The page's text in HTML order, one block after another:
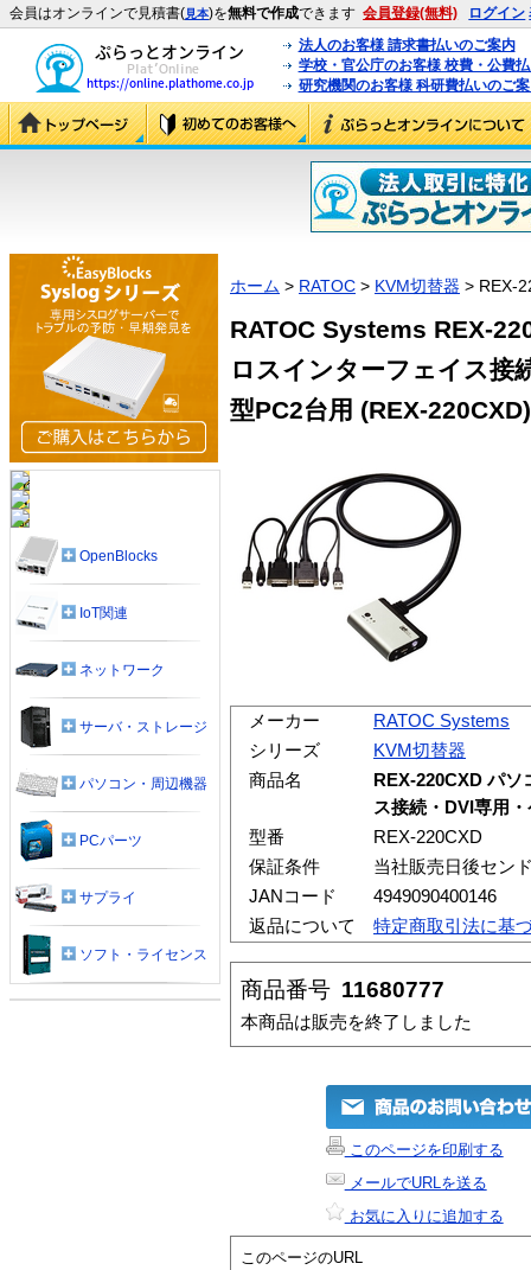
会員はオンラインで見積書(見本)を無料で作成できます 会員登録(無料) ログイン
法人のお客様 請求書払いのご案内
学校・官公庁のお客様 校費・公費
研究機関のお客様 科研費払いのご
ホーム > RATOC > KVM切替器 > REX-
RATOC Systems REX-
ロスインターフェイス接
型PC2台用 (REX-220CXD)
メーカー
RATOC Systems
シリーズ
KVM切替器
商品名
REX-220CXD パ
ス接続・DVI専用
型番
REX-220CXD
保証条件
当社販売日後セン
JANコード
4949090400146
返品について
特定商取引法に基
商品番号 11680777
本商品は販売を終了しました
このページを印刷する
メールでURLを送る
お気に入りに追加する
このページのURL
OpenBlocks
IoT関連
ネットワーク
サーバ・ストレージ
パソコン・周辺機器
PCパーツ
サプライ
ソフト・ライセンス